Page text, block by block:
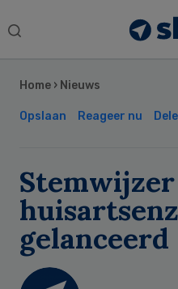
Search
Home › Nieuws
Opslaan Reageer nu
gelanceerd
Sidebar